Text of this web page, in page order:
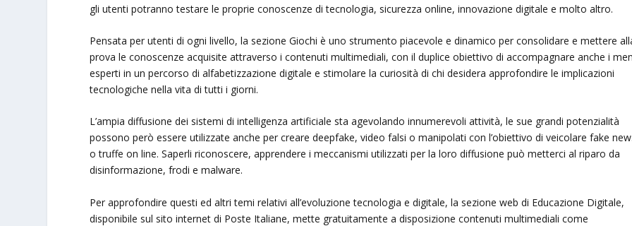
gli utenti potranno testare le proprie conoscenze di tecnologia, sicurezza online, innovazione digitale e molto altro.
Pensata per utenti di ogni livello, la sezione Giochi è uno strumento piacevole e dinamico per consolidare e mettere
prova le conoscenze acquisite attraverso i contenuti multimediali, con il duplice obiettivo di accompagnare anche i
esperti in un percorso di alfabetizzazione digitale e stimolare la curiosità di chi desidera approfondire le implicazioni
tecnologiche nella vita di tutti i giorni.
L’ampia diffusione dei sistemi di intelligenza artificiale sta agevolando innumerevoli attività, le sue grandi potenzialità
possono però essere utilizzate anche per creare deepfake, video falsi o manipolati con l’obiettivo di veicolare fake
o truffe on line. Saperli riconoscere, apprendere i meccanismi utilizzati per la loro diffusione può metterci al riparo da
disinformazione, frodi e malware.
Per approfondire questi ed altri temi relativi all’evoluzione tecnologia e digitale, la sezione web di Educazione Digitale,
disponibile sul sito internet di Poste Italiane, mette gratuitamente a disposizione contenuti multimediali come